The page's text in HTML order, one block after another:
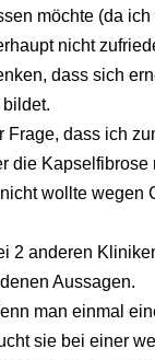
möchte (da ich
nicht
dass sich
Frage, dass ich
die Kapselfibrose
wollte wegen
2 anderen
Aussagen.
man einmal
sie bei einer